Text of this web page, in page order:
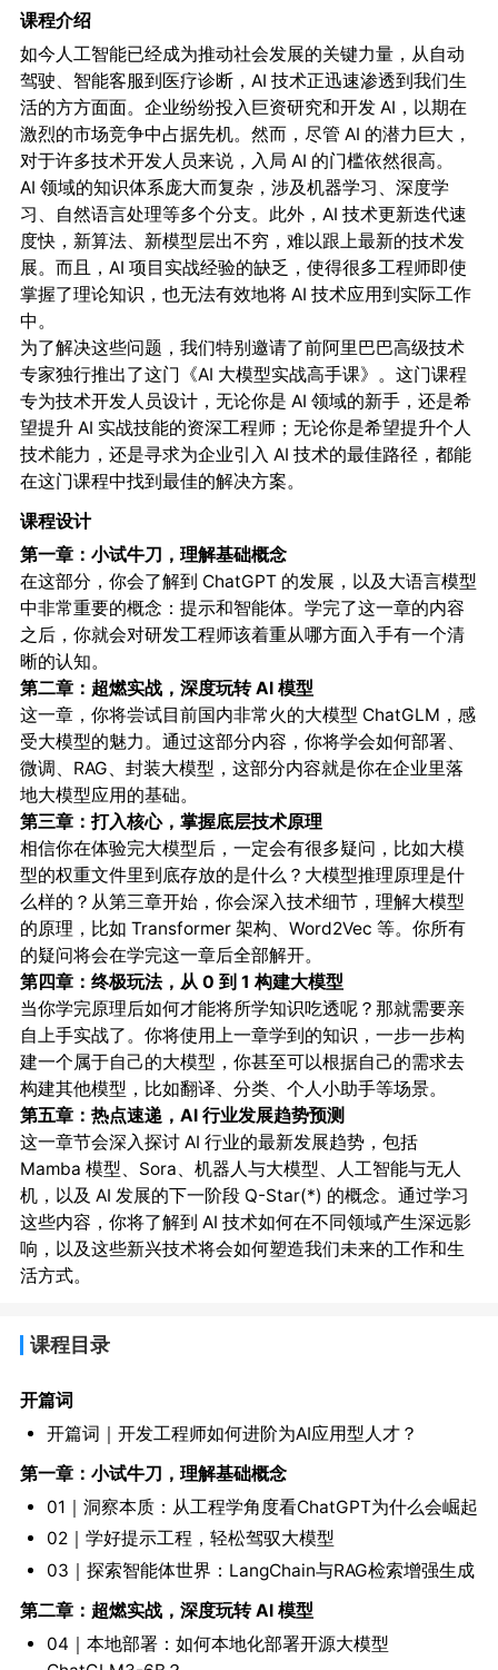
课程介绍
如今人工智能已经成为推动社会发展的关键力量，从自动
驾驶、智能客服到医疗诊断，AI 技术正迅速渗透到我们生
活的方方面面。企业纷纷投入巨资研究和开发 AI，以期在
激烈的市场竞争中占据先机。然而，尽管 AI 的潜力巨大，
对于许多技术开发人员来说，入局 AI 的门槛依然很高。
AI 领域的知识体系庞大而复杂，涉及机器学习、深度学
习、自然语言处理等多个分支。此外，AI 技术更新迭代速
度快，新算法、新模型层出不穷，难以跟上最新的技术发
展。而且，AI 项目实战经验的缺乏，使得很多工程师即使
掌握了理论知识，也无法有效地将 AI 技术应用到实际工作
中。
为了解决这些问题，我们特别邀请了前阿里巴巴高级技术
专家独行推出了这门《AI 大模型实战高手课》。这门课程
专为技术开发人员设计，无论你是 AI 领域的新手，还是希
望提升 AI 实战技能的资深工程师；无论你是希望提升个人
技术能力，还是寻求为企业引入 AI 技术的最佳路径，都能
在这门课程中找到最佳的解决方案。
课程设计
第一章：小试牛刀，理解基础概念
在这部分，你会了解到 ChatGPT 的发展，以及大语言模型
中非常重要的概念：提示和智能体。学完了这一章的内容
之后，你就会对研发工程师该着重从哪方面入手有一个清
晰的认知。
第二章：超燃实战，深度玩转 AI 模型
这一章，你将尝试目前国内非常火的大模型 ChatGLM，感
受大模型的魅力。通过这部分内容，你将学会如何部署、
微调、RAG、封装大模型，这部分内容就是你在企业里落
地大模型应用的基础。
第三章：打入核心，掌握底层技术原理
相信你在体验完大模型后，一定会有很多疑问，比如大模
型的权重文件里到底存放的是什么？大模型推理原理是什
么样的？从第三章开始，你会深入技术细节，理解大模型
的原理，比如 Transformer 架构、Word2Vec 等。你所有
的疑问将会在学完这一章后全部解开。
第四章：终极玩法，从 0 到 1 构建大模型
当你学完原理后如何才能将所学知识吃透呢？那就需要亲
自上手实战了。你将使用上一章学到的知识，一步一步构
建一个属于自己的大模型，你甚至可以根据自己的需求去
构建其他模型，比如翻译、分类、个人小助手等场景。
第五章：热点速递，AI 行业发展趋势预测
这一章节会深入探讨 AI 行业的最新发展趋势，包括
Mamba 模型、Sora、机器人与大模型、人工智能与无人
机，以及 AI 发展的下一阶段 Q-Star(*) 的概念。通过学习
这些内容，你将了解到 AI 技术如何在不同领域产生深远影
响，以及这些新兴技术将会如何塑造我们未来的工作和生
活方式。
课程目录
开篇词
开篇词｜开发工程师如何进阶为AI应用型人才？
第一章：小试牛刀，理解基础概念
01｜洞察本质：从工程学角度看ChatGPT为什么会崛起
02｜学好提示工程，轻松驾驭大模型
03｜探索智能体世界：LangChain与RAG检索增强生成
第二章：超燃实战，深度玩转 AI 模型
04｜本地部署：如何本地化部署开源大模型